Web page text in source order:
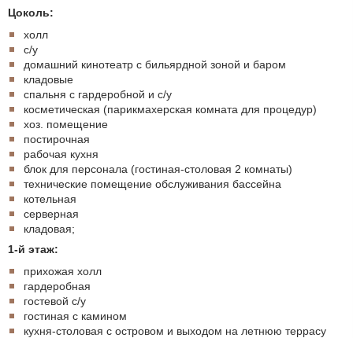
Цоколь:
холл
с/у
домашний кинотеатр с бильярдной зоной и баром
кладовые
спальня с гардеробной и с/у
косметическая (парикмахерская комната для процедур)
хоз. помещение
постирочная
рабочая кухня
блок для персонала (гостиная-столовая 2 комнаты)
технические помещение обслуживания бассейна
котельная
серверная
кладовая;
1-й этаж:
прихожая холл
гардеробная
гостевой с/у
гостиная с камином
кухня-столовая с островом и выходом на летнюю террасу